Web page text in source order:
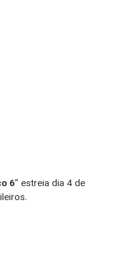
6” estreia dia 4 de